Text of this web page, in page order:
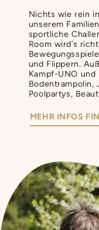
Nichts wie rein
unserem
sportliche
Room wird’s
und Flippern.
Kampf-UNO und
Bodentrampolin,
Poolpartys,
MEHR INFOS